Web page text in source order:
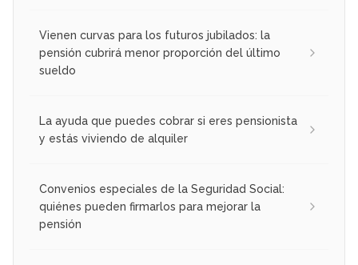
Vienen curvas para los futuros jubilados: la
pensión cubrirá menor proporción del último
sueldo
La ayuda que puedes cobrar si eres pensionista
y estás viviendo de alquiler
Convenios especiales de la Seguridad Social:
quiénes pueden firmarlos para mejorar la
pensión